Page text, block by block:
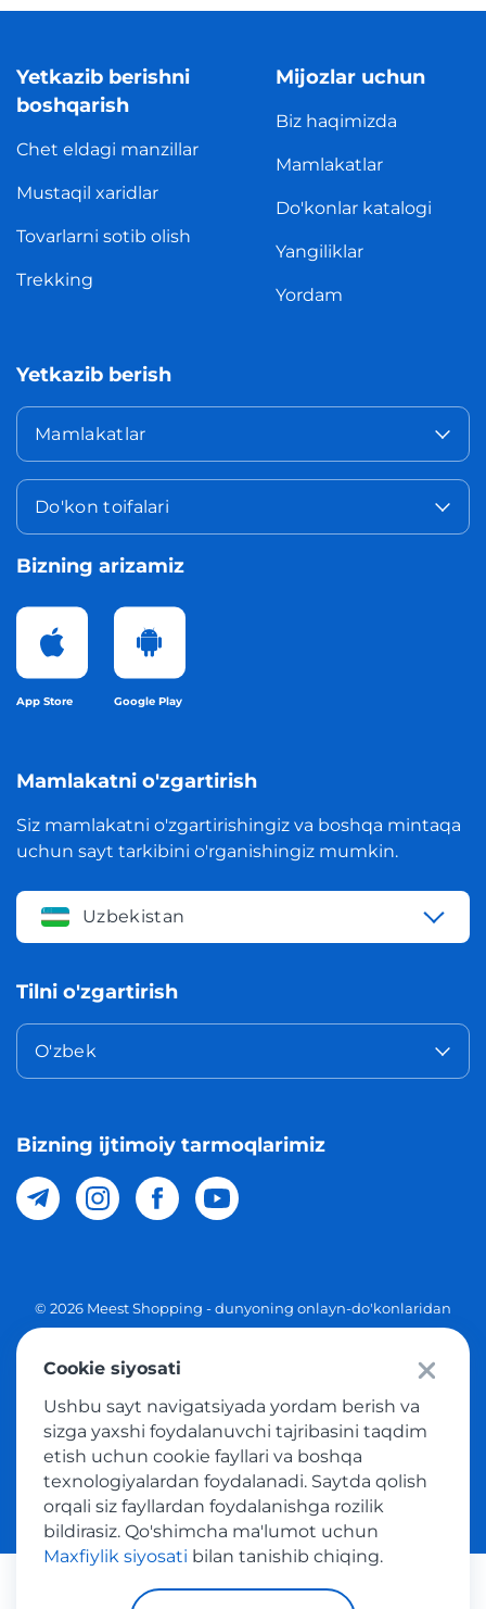
Yetkazib berishni
boshqarish
Chet eldagi manzillar
Mustaqil xaridlar
Tovarlarni sotib olish
Trekking
Mijozlar uchun
Biz haqimizda
Mamlakatlar
Do'konlar katalogi
Yangiliklar
Yordam
Yetkazib berish
Mamlakatlar
Do'kon toifalari
Bizning arizamiz
App Store Google Play
Mamlakatni o'zgartirish
Siz mamlakatni o'zgartirishingiz va boshqa mintaqa
uchun sayt tarkibini o'rganishingiz mumkin.
Uzbekistan
Tilni o'zgartirish
O'zbek
Bizning ijtimoiy tarmoqlarimiz
© 2026 Meest Shopping - dunyoning onlayn-do'konlaridan
Ommaviy taklif
Tovar sotib olish xizmatidan foydalanish shartlari
Cookie siyosati
Ushbu sayt navigatsiyada yordam berish va
sizga yaxshi foydalanuvchi tajribasini taqdim
etish uchun cookie fayllari va boshqa
texnologiyalardan foydalanadi. Saytda qolish
orqali siz fayllardan foydalanishga rozilik
bildirasiz. Qo'shimcha ma'lumot uchun
Maxfiylik siyosati bilan tanishib chiqing.